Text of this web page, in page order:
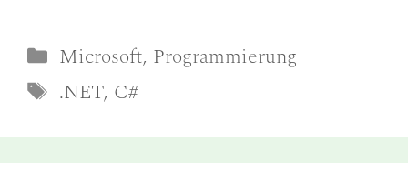
Kategorien
Microsoft, Programmierung
Schlagwörter
.NET, C#